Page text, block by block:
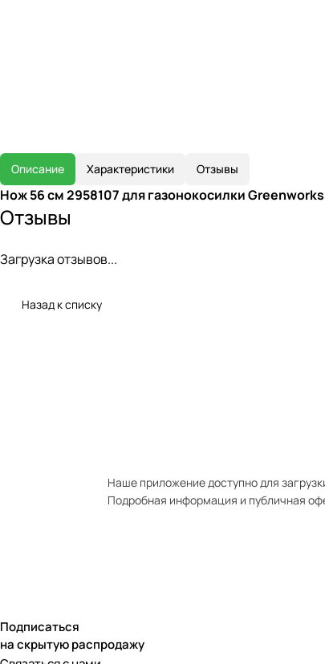
Описание Характеристики Отзывы
Нож 56 см 2958107 для газонокосилки
Отзывы
Загрузка отзывов...
Назад к списку
Наше приложение доступно для
Подробная информация и публичная
Подписаться
на скрытую распродажу